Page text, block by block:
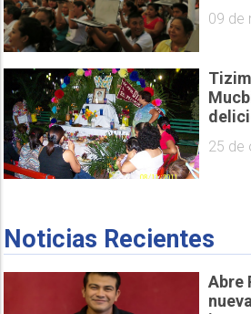
09 de
25 de
Noticias Recientes
Abre